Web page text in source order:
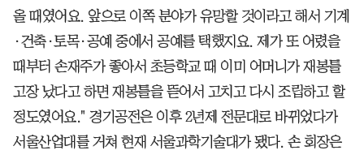
올 때였어요. 앞으로 이쪽 분야가 유망할 것이라고 해서 기계
·건축·토목·공예 중에서 공예를 택했지요. 제가 또 어렸을
때부터 손재주가 좋아서 초등학교 때 이미 어머니가 재봉틀
고장 났다고 하면 재봉틀을 뜯어서 고치고 다시 조립하고 할
정도였어요." 경기공전은 이후 2년제 전문대로 바뀌었다가
서울산업대를 거쳐 현재 서울과학기술대가 됐다. 손 회장은